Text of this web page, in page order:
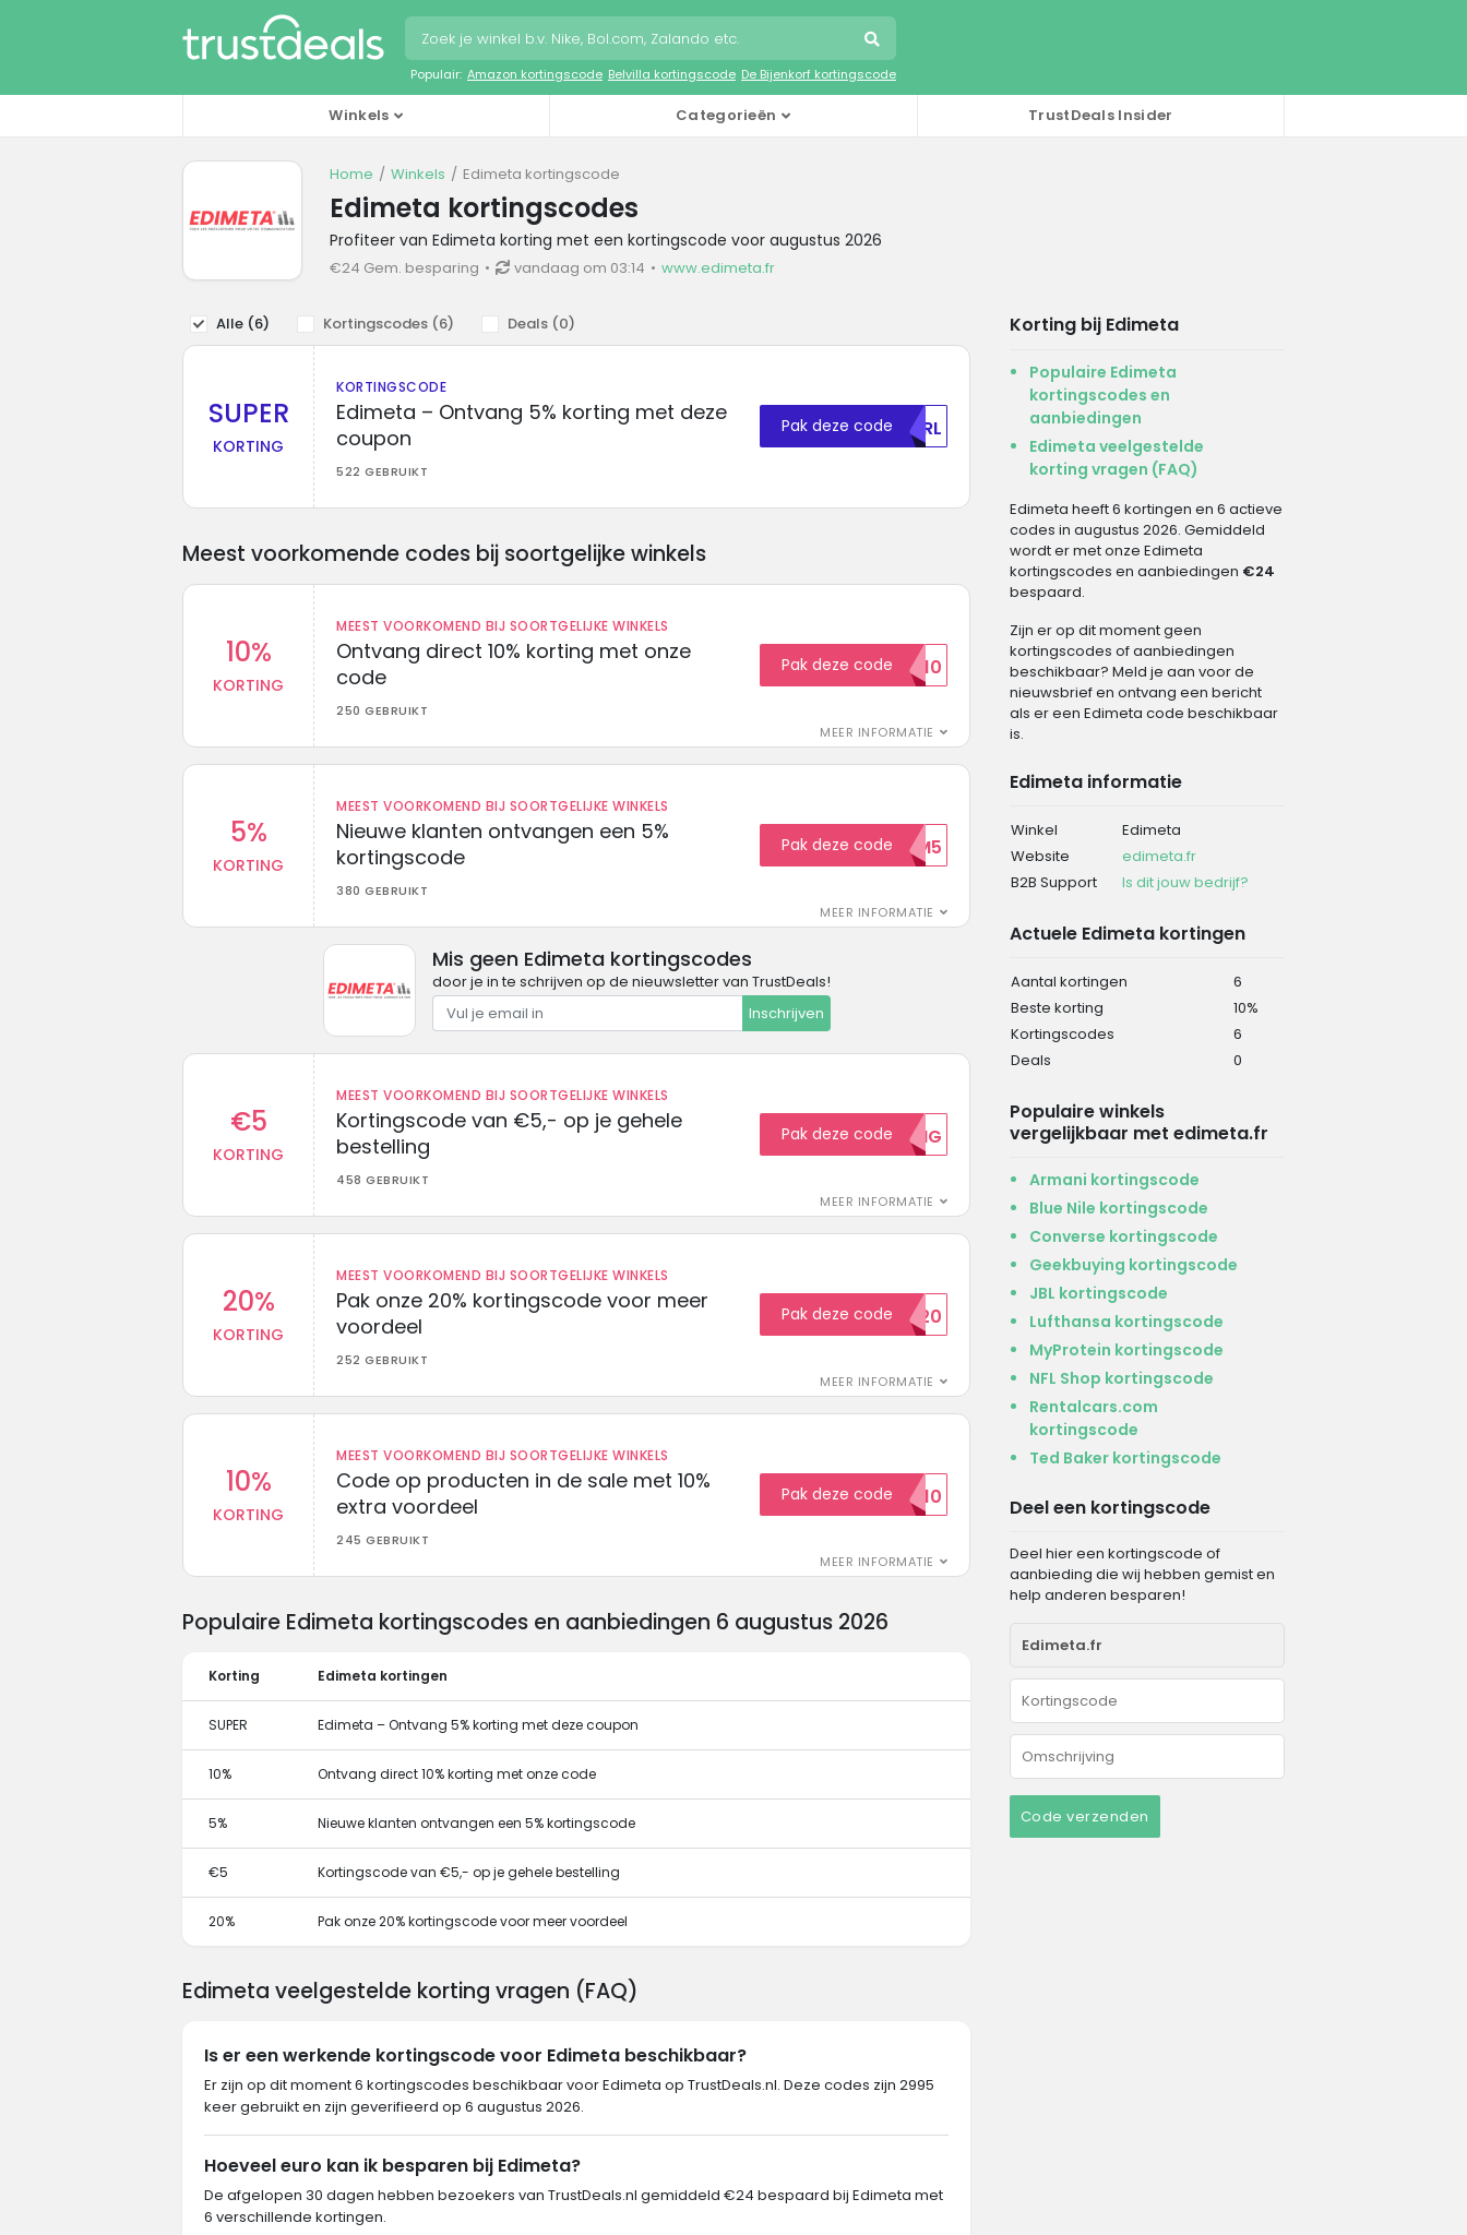
Populair: Amazon kortingscode Belvilla kortingscode De Bijenkorf kortingscode
Winkels Categorieën TrustDeals Insider
Home Winkels Edimeta kortingscode
Edimeta kortingscodes
Profiteer van Edimeta korting met een kortingscode voor augustus 2026
€24 Gem. besparing vandaag om 03:14 www.edimeta.fr
Alle (6) Kortingscodes (6) Deals (0)
SUPER
KORTING
KORTINGSCODE
Edimeta – Ontvang 5% korting met deze
coupon
522 GEBRUIKT
Pak deze code YXRL
Meest voorkomende codes bij soortgelijke winkels
10%
KORTING
MEEST VOORKOMEND BIJ SOORTGELIJKE WINKELS
Ontvang direct 10% korting met onze
code
250 GEBRUIKT
MEER INFORMATIE
Pak deze codeEXTRA10
5%
KORTING
MEEST VOORKOMEND BIJ SOORTGELIJKE WINKELS
Nieuwe klanten ontvangen een 5%
kortingscode
380 GEBRUIKT
MEER INFORMATIE
Pak deze codeWELKOM5
Mis geen Edimeta kortingscodes
door je in te schrijven op de nieuwsletter van TrustDeals!
Inschrijven
€5
KORTING
MEEST VOORKOMEND BIJ SOORTGELIJKE WINKELS
Kortingscode van €5,- op je gehele
bestelling
458 GEBRUIKT
MEER INFORMATIE
Pak deze code5KORTING
20%
KORTING
MEEST VOORKOMEND BIJ SOORTGELIJKE WINKELS
Pak onze 20% kortingscode voor meer
voordeel
252 GEBRUIKT
MEER INFORMATIE
Pak deze codeEXTRA20
10%
KORTING
MEEST VOORKOMEND BIJ SOORTGELIJKE WINKELS
Code op producten in de sale met 10%
extra voordeel
245 GEBRUIKT
MEER INFORMATIE
Pak deze codeSALE10
Korting bij Edimeta
Populaire Edimeta
kortingscodes en
aanbiedingen
Edimeta veelgestelde
korting vragen (FAQ)
Edimeta heeft 6 kortingen en 6 actieve
codes in augustus 2026. Gemiddeld
wordt er met onze Edimeta
kortingscodes en aanbiedingen €24
bespaard.
Zijn er op dit moment geen
kortingscodes of aanbiedingen
beschikbaar? Meld je aan voor de
nieuwsbrief en ontvang een bericht
als er een Edimeta code beschikbaar
is.
Edimeta informatie
Winkel
Edimeta
Website
edimeta.fr
B2B Support
Is dit jouw bedrijf?
Actuele Edimeta kortingen
Aantal kortingen
6
Beste korting
10%
Kortingscodes
6
Deals
0
Populaire winkels
vergelijkbaar met edimeta.fr
Armani kortingscode
Blue Nile kortingscode
Converse kortingscode
Geekbuying kortingscode
JBL kortingscode
Lufthansa kortingscode
MyProtein kortingscode
NFL Shop kortingscode
Rentalcars.com
kortingscode
Ted Baker kortingscode
Deel een kortingscode
Deel hier een kortingscode of
aanbieding die wij hebben gemist en
help anderen besparen!
Code verzenden
Populaire Edimeta kortingscodes en aanbiedingen 6 augustus 2026
Korting Edimeta kortingen
SUPER Edimeta – Ontvang 5% korting met deze coupon
10% Ontvang direct 10% korting met onze code
5% Nieuwe klanten ontvangen een 5% kortingscode
€5 Kortingscode van €5,- op je gehele bestelling
20% Pak onze 20% kortingscode voor meer voordeel
Edimeta veelgestelde korting vragen (FAQ)
Is er een werkende kortingscode voor Edimeta beschikbaar?
Er zijn op dit moment 6 kortingscodes beschikbaar voor Edimeta op TrustDeals.nl. Deze codes zijn 2995
keer gebruikt en zijn geverifieerd op 6 augustus 2026.
Hoeveel euro kan ik besparen bij Edimeta?
De afgelopen 30 dagen hebben bezoekers van TrustDeals.nl gemiddeld €24 bespaard bij Edimeta met
6 verschillende kortingen.